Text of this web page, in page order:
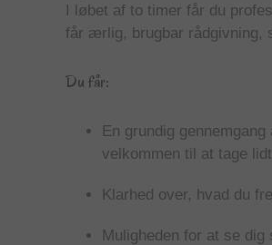
I løbet af to timer får du
får ærlig, brugbar rådgivning,
Du får:
En grundig
velkommen til at tage
Klarhed over, hvad du
Muligheden for at se